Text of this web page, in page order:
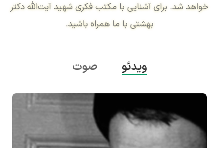
خواهد شد. برای آشنایی با مکتب فکری شهید آیت‌الله دکتر
بهشتی با ما همراه باشید.
ویدئو صوت